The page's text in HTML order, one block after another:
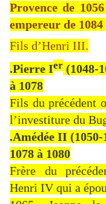
Provence de
empereur de 1084
Fils d’Henri III.
.Pierre Ier (1048-
à 1078
Fils du précédent
l’investiture du
.Amédée II (1050-
1078 à 1080
Frère du
Henri IV qui a